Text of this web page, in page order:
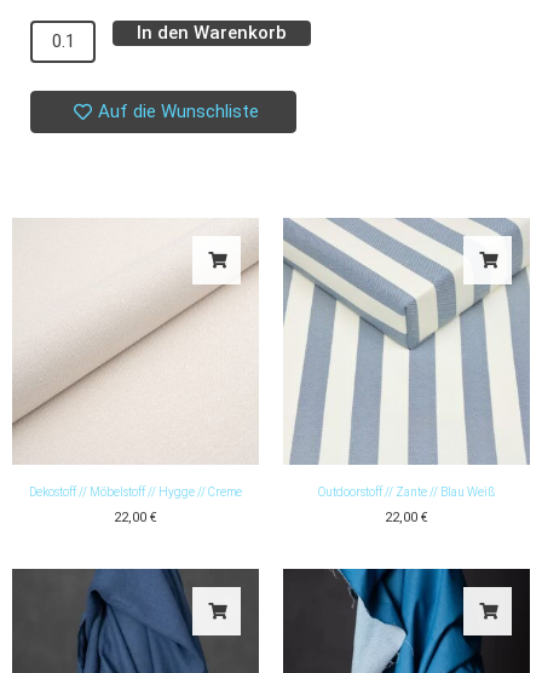
Atelier
Brunette
//
In den Warenkorb
Auf die Wunschliste
Dekostoff // Möbelstoff // Hygge // Creme
22,00 €
Outdoorstoff // Zante // Blau Weiß
22,00 €